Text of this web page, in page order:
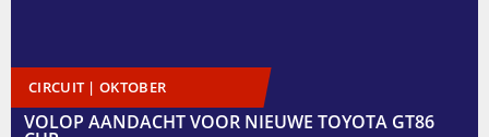
CIRCUIT | OKTOBER
VOLOP AANDACHT VOOR NIEUWE TOYOTA GT86